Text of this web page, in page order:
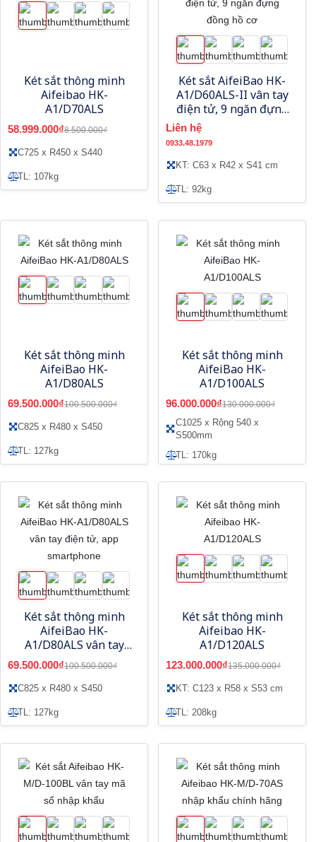
Két sắt thông minh
Aifeibao HK-
A1/D70ALS
58.999.000₫8.500.000₫
C725 x R450 x S440
TL: 107kg
Két sắt AifeiBao HK-
A1/D60ALS-II vân tay
điện tử, 9 ngăn đựng
Liên hệ
0933.48.1979
KT: C63 x R42 x S41 cm
TL: 92kg
Két sắt thông minh
AifeiBao HK-
A1/D80ALS
69.500.000₫100.500.000₫
C825 x R480 x S450
TL: 127kg
Két sắt thông minh
AifeiBao HK-
A1/D100ALS
96.000.000₫130.000.000₫
C1025 x Rộng 540 x
S500mm
TL: 170kg
Két sắt thông minh
AifeiBao HK-
A1/D80ALS vân tay
điện tử, app
smartphone
69.500.000₫100.500.000₫
C825 x R480 x S450
TL: 127kg
Két sắt thông minh
Aifeibao HK-
A1/D120ALS
123.000.000₫135.000.000₫
KT: C123 x R58 x S53 cm
TL: 208kg